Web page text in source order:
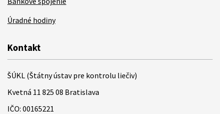
Úradné hodiny
Kontakt
ŠÚKL (Štátny ústav pre kontrolu liečiv)
Kvetná 11 825 08 Bratislava
IČO: 00165221